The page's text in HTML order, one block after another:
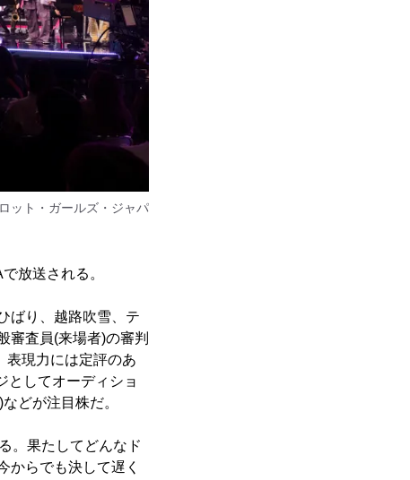
ット・ガールズ・ジャパ
放送される。
ばり、越路吹雪、テ
審査員(来場者)の審判
表現力には定評のあ
としてオーディショ
どが注目株だ。
。果たしてどんなド
らでも決して遅く